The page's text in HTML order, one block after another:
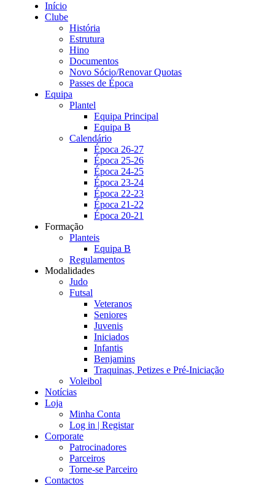
Início
Clube
História
Estrutura
Hino
Documentos
Novo Sócio/Renovar Quotas
Passes de Época
Equipa
Plantel
Equipa Principal
Equipa B
Calendário
Época 26-27
Época 25-26
Época 24-25
Época 23-24
Época 22-23
Época 21-22
Época 20-21
Formação
Planteis
Equipa B
Regulamentos
Modalidades
Judo
Futsal
Veteranos
Seniores
Juvenis
Iniciados
Infantis
Benjamins
Traquinas, Petizes e Pré-Iniciação
Voleibol
Notícias
Loja
Minha Conta
Log in | Registar
Corporate
Patrocinadores
Parceiros
Torne-se Parceiro
Contactos